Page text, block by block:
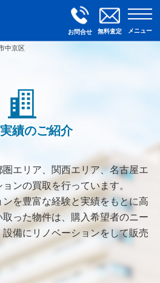
お問合せ 無料査定 メニュー
中京区
績のご紹介
エリア、関西エリア、名古屋エ
ンの買取を行っています。
を豊富な経験と実績をもとに高
った物件は、購入希望者のニー
備にリノベーションをして販売